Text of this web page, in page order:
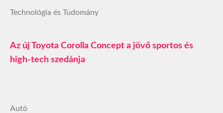
Technológia és Tudomány
Az új Toyota Corolla Concept a jövő sportos és
high-tech szedánja
Autó